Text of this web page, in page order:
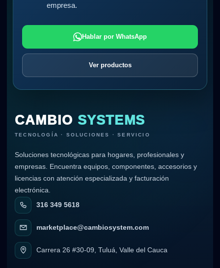
empresa.
Hablar por WhatsApp
Ver productos
CAMBIO SYSTEMS
TECNOLOGÍA · SOLUCIONES · SERVICIO
Soluciones tecnológicas para hogares, profesionales y
empresas. Encuentra equipos, componentes, accesorios y
licencias con atención especializada y facturación
electrónica.
316 349 5618
marketplace@cambiosystem.com
Carrera 26 #30-09, Tuluá, Valle del Cauca